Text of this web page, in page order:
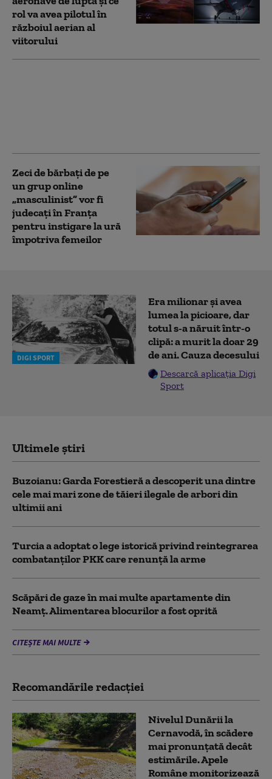
rol va avea pilotul în
războiul aerian al
viitorului
Zeci de bărbați de pe
un grup online
„masculinist” vor fi
judecați în Franța
pentru instigare la ură
împotriva femeilor
DIGI SPORT
Era milionar și avea
lumea la picioare, dar
totul s-a năruit într-o
clipă: a murit la doar 29
de ani. Cauza decesului
Descarcă aplicația Digi
Sport
Ultimele știri
Buzoianu: Garda Forestieră a descoperit una dintre
cele mai mari zone de tăieri ilegale de arbori din
ultimii ani
Turcia a adoptat o lege istorică privind reintegrarea
combatanţilor PKK care renunţă la arme
Scăpări de gaze în mai multe apartamente din
Neamț. Alimentarea blocurilor a fost oprită
CITEȘTE MAI MULTE
Recomandările redacţiei
Nivelul Dunării la
Cernavodă, în scădere
mai pronunțată decât
estimările. Apele
Române monitorizează